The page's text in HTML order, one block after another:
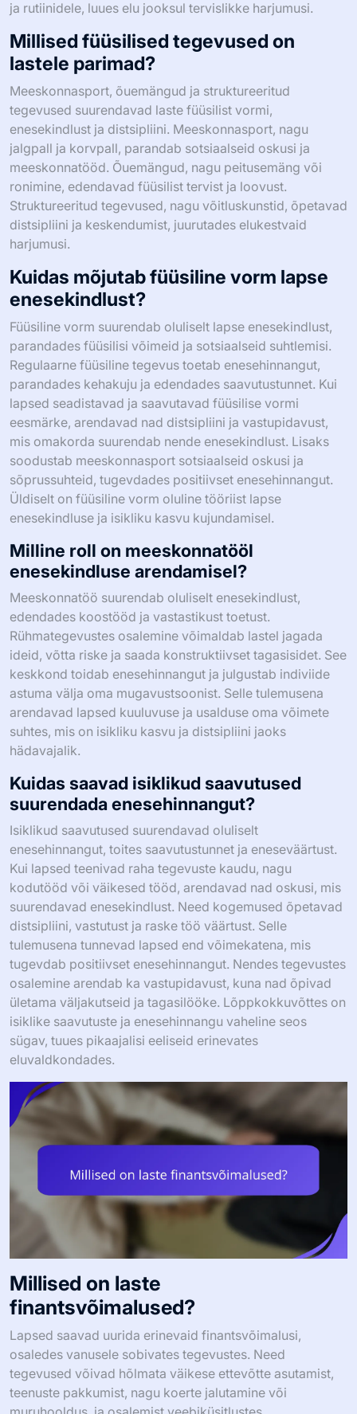
ja rutiinidele, luues elu jooksul tervislikke harjumusi.
Millised füüsilised tegevused on
lastele parimad?
Meeskonnasport, õuemängud ja struktureeritud
tegevused suurendavad laste füüsilist vormi,
enesekindlust ja distsipliini. Meeskonnasport, nagu
jalgpall ja korvpall, parandab sotsiaalseid oskusi ja
meeskonnatööd. Õuemängud, nagu peitusemäng või
ronimine, edendavad füüsilist tervist ja loovust.
Struktureeritud tegevused, nagu võitluskunstid, õpetavad
distsipliini ja keskendumist, juurutades elukestvaid
harjumusi.
Kuidas mõjutab füüsiline vorm lapse
enesekindlust?
Füüsiline vorm suurendab oluliselt lapse enesekindlust,
parandades füüsilisi võimeid ja sotsiaalseid suhtlemisi.
Regulaarne füüsiline tegevus toetab enesehinnangut,
parandades kehakuju ja edendades saavutustunnet. Kui
lapsed seadistavad ja saavutavad füüsilise vormi
eesmärke, arendavad nad distsipliini ja vastupidavust,
mis omakorda suurendab nende enesekindlust. Lisaks
soodustab meeskonnasport sotsiaalseid oskusi ja
sõprussuhteid, tugevdades positiivset enesehinnangut.
Üldiselt on füüsiline vorm oluline tööriist lapse
enesekindluse ja isikliku kasvu kujundamisel.
Milline roll on meeskonnatööl
enesekindluse arendamisel?
Meeskonnatöö suurendab oluliselt enesekindlust,
edendades koostööd ja vastastikust toetust.
Rühmategevustes osalemine võimaldab lastel jagada
ideid, võtta riske ja saada konstruktiivset tagasisidet. See
keskkond toidab enesehinnangut ja julgustab indiviide
astuma välja oma mugavustsoonist. Selle tulemusena
arendavad lapsed kuuluvuse ja usalduse oma võimete
suhtes, mis on isikliku kasvu ja distsipliini jaoks
hädavajalik.
Kuidas saavad isiklikud saavutused
suurendada enesehinnangut?
Isiklikud saavutused suurendavad oluliselt
enesehinnangut, toites saavutustunnet ja eneseväärtust.
Kui lapsed teenivad raha tegevuste kaudu, nagu
kodutööd või väikesed tööd, arendavad nad oskusi, mis
suurendavad enesekindlust. Need kogemused õpetavad
distsipliini, vastutust ja raske töö väärtust. Selle
tulemusena tunnevad lapsed end võimekatena, mis
tugevdab positiivset enesehinnangut. Nendes tegevustes
osalemine arendab ka vastupidavust, kuna nad õpivad
ületama väljakutseid ja tagasilööke. Lõppkokkuvõttes on
isiklike saavutuste ja enesehinnangu vaheline seos
sügav, tuues pikaajalisi eeliseid erinevates
eluvaldkondades.
Millised on laste
finantsvõimalused?
Lapsed saavad uurida erinevaid finantsvõimalusi,
osaledes vanusele sobivates tegevustes. Need
tegevused võivad hõlmata väikese ettevõtte asutamist,
teenuste pakkumist, nagu koerte jalutamine või